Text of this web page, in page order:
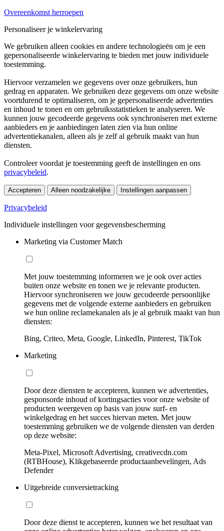
Overeenkomst herroepen
Personaliseer je winkelervaring
We gebruiken alleen cookies en andere technologieën om je een
gepersonaliseerde winkelervaring te bieden met jouw individuele
toestemming.
Hiervoor verzamelen we gegevens over onze gebruikers, hun
gedrag en apparaten. We gebruiken deze gegevens om onze website
voortdurend te optimaliseren, om je gepersonaliseerde advertenties
en inhoud te tonen en om gebruiksstatistieken te analyseren. We
kunnen jouw gecodeerde gegevens ook synchroniseren met externe
aanbieders en je aanbiedingen laten zien via hun online
advertentiekanalen, alleen als je zelf al gebruik maakt van hun
diensten.
Controleer voordat je toestemming geeft de instellingen en ons
privacybeleid.
Accepteren Alleen noodzakelijke Instellingen aanpassen
Privacybeleid
Individuele instellingen voor gegevensbescherming
Marketing via Customer Match
Met jouw toestemming informeren we je ook over acties
buiten onze website en tonen we je relevante producten.
Hiervoor synchroniseren we jouw gecodeerde persoonlijke
gegevens met de volgende externe aanbieders en gebruiken
we hun online reclamekanalen als je al gebruik maakt van hun
diensten:
Bing, Criteo, Meta, Google, LinkedIn, Pinterest, TikTok
Marketing
Door deze diensten te accepteren, kunnen we advertenties,
gesponsorde inhoud of kortingsacties voor onze website of
producten weergeven op basis van jouw surf- en
winkelgedrag en het succes hiervan meten. Met jouw
toestemming gebruiken we de volgende diensten van derden
op deze website:
Meta-Pixel, Microsoft Advertising, creativecdn.com
(RTBHouse), Klikgebaseerde productaanbevelingen, Ads
Defender
Uitgebreide conversietracking
Door deze dienst te accepteren, kunnen we het resultaat van